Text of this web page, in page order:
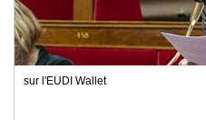
sur l'EUDI Wallet